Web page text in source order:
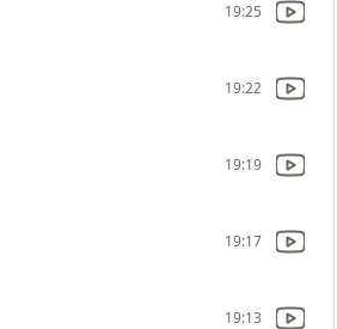
19:25
19:22
19:19
19:17
19:13